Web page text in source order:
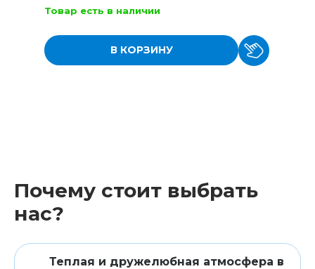
Товар есть в наличии
В КОРЗИНУ
Почему стоит выбрать
нас?
Теплая и дружелюбная атмосфера в